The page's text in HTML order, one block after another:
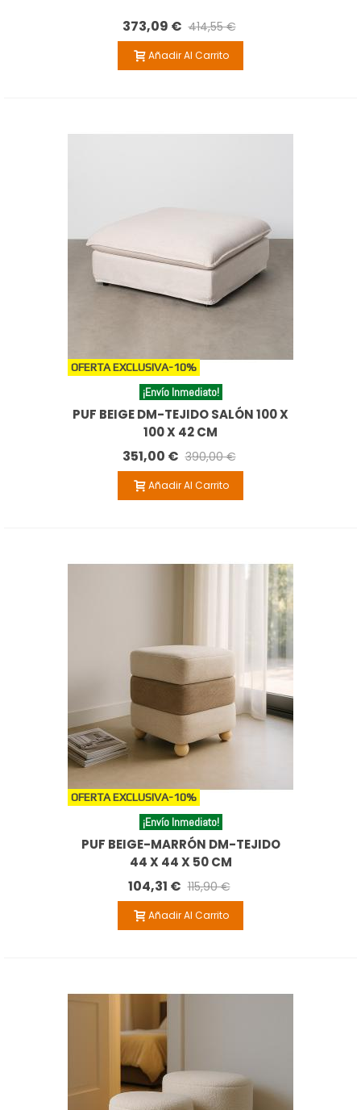
373,09 € 414,55 €
Añadir Al Carrito
OFERTA EXCLUSIVA-10%
¡Envío Inmediato!
PUF BEIGE DM-TEJIDO SALÓN 100 X
100 X 42 CM
351,00 € 390,00 €
Añadir Al Carrito
OFERTA EXCLUSIVA-10%
¡Envío Inmediato!
PUF BEIGE-MARRÓN DM-TEJIDO
44 X 44 X 50 CM
104,31 € 115,90 €
Añadir Al Carrito